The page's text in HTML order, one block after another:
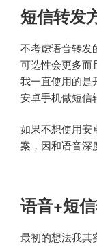
短信转发
不考虑语音转发
可选性会更多而
我一直使用的是
安卓手机做短信
如果不想使用安
案，因和语音深
语音+短
最初的想法我其